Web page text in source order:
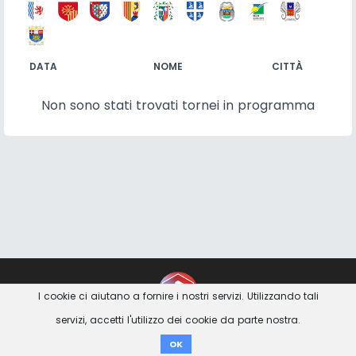
DATA NOME CITTÀ
Non sono stati trovati tornei in programma
Donare
I cookie ci aiutano a fornire i nostri servizi. Utilizzando tali
servizi, accetti l'utilizzo dei cookie da parte nostra.
OK